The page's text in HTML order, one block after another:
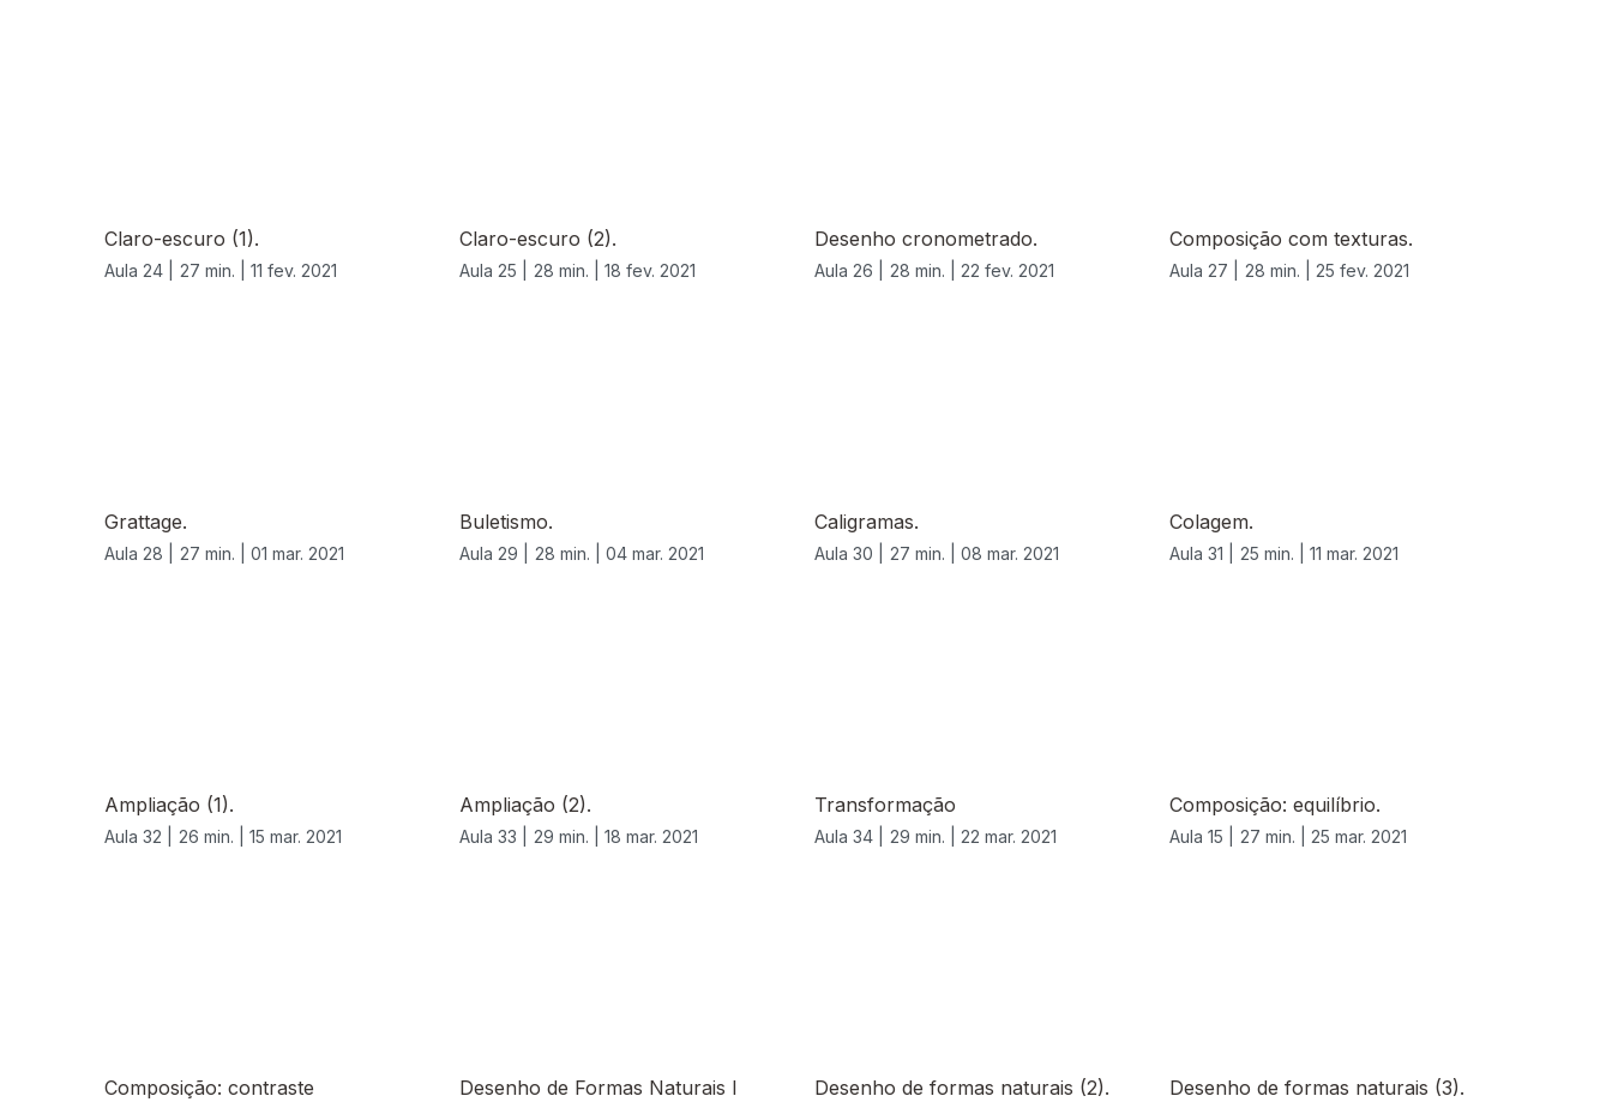
Claro-escuro (1).
Aula 24 | 27 min. | 11 fev. 2021
Claro-escuro (2).
Aula 25 | 28 min. | 18 fev. 2021
Desenho cronometrado.
Aula 26 | 28 min. | 22 fev. 2021
Composição com texturas.
Aula 27 | 28 min. | 25 fev. 2021
Grattage.
Aula 28 | 27 min. | 01 mar. 2021
Buletismo.
Aula 29 | 28 min. | 04 mar. 2021
Caligramas.
Aula 30 | 27 min. | 08 mar. 2021
Colagem.
Aula 31 | 25 min. | 11 mar. 2021
Ampliação (1).
Aula 32 | 26 min. | 15 mar. 2021
Ampliação (2).
Aula 33 | 29 min. | 18 mar. 2021
Transformação
Aula 34 | 29 min. | 22 mar. 2021
Composição: equilíbrio.
Aula 15 | 27 min. | 25 mar. 2021
Composição: contraste Desenho de Formas Naturais I Desenho de formas naturais (2). Desenho de formas naturais (3).